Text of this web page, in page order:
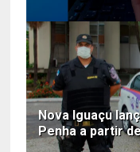
Nova Iguaçu
Penha a partir